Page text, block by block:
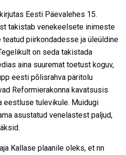
Eesti Päevalehes 15.
takistab venekeelsete inimeste
piirkondadesse ja üleüldine
on seda takistada
aina suuremat toetust koguv,
eesti põlisrahva päritolu
Reformierakonna kavatsusis
eestluse tulevikule. Muidugi
asustatud venelastest paljud,
Kallase plaanile oleks, et nn